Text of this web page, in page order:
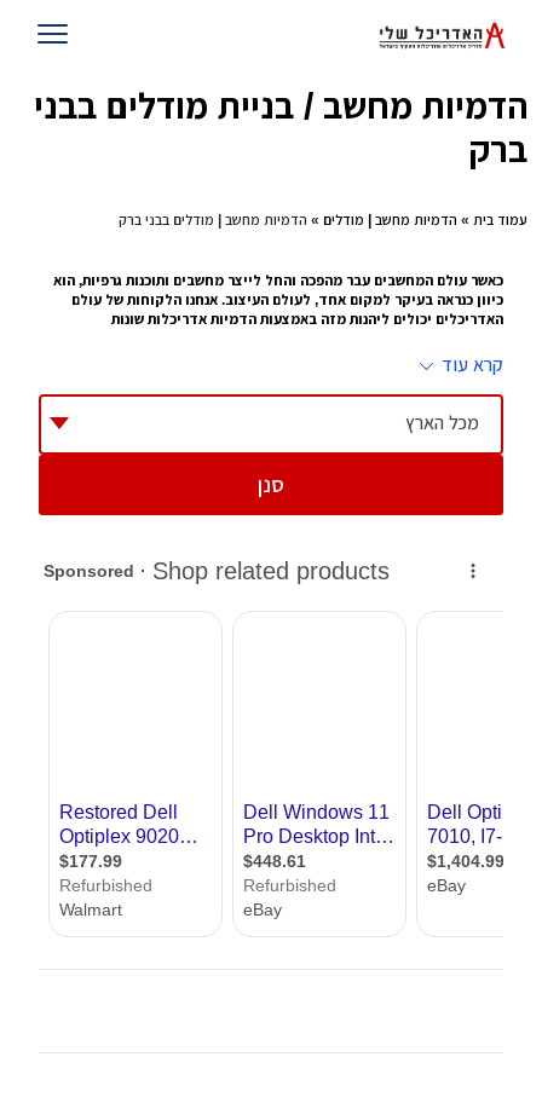
הדמיות מחשב / בניית מודלים בבני
ברק
עמוד בית » הדמיות מחשב | מודלים » הדמיות מחשב | מודלים בבני ברק
כאשר עולם המחשבים עבר מהפכה והחל לייצר מחשבים ותוכנות גרפיות, הוא
כיוון כנראה בעיקר למקום אחד, לעולם העיצוב. אנחנו הלקוחות של עולם
האדריכלים יכולים ליהנות מזה באמצעות הדמיות אדריכלות שונות
על מנת להסביר מה הדמיות אדריכלות, צריך קודם ללכת אחורה ולהסביר איך פעם
ייצרו מודלים של בתים ובניינים חדשים. זה היה באמצעות קרטונים וקלקרים. כל שינוי
קטן אילץ את המעצבים לבנות מחדש את המודל. זה לקח זמן, ייקר עלויות, ולא ממש
סיפק את הסחורה כיום באמצעות הדמיות אדריכלות במחשב, יכולים
מעצבי פניםוכן
אדריכלים, לבנות מודל באמצעות תוכנות שונות, התהליך לוקח שעות אך בסופו ניתן
לראות כל קומה וקומה וגם את הסביבה של הבניין. זה מקל על האדריכלים לבנות וזה
אנחנו באתר אדריכל שלי, מקדמים את הקידמה בברכה ומזמינים אתכם להצטרף
ואדריכלים, הכל ללא עלות וללא התחייבות
קרא עוד
מכל הארץ
סנן